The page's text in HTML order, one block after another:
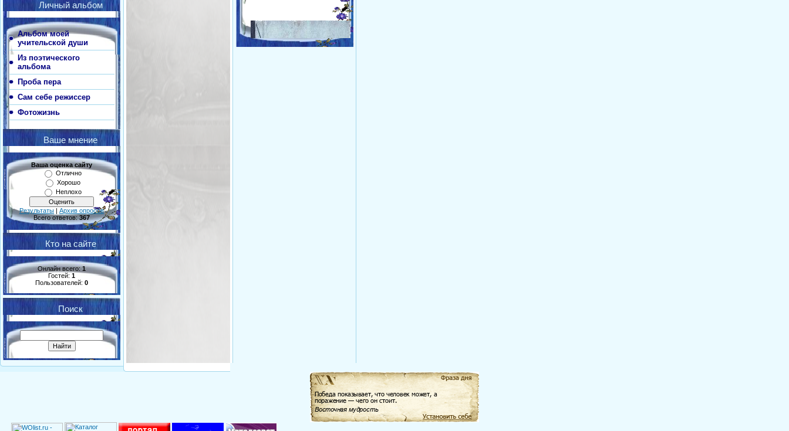
Личный альбом
Альбом моей
учительской души
Из поэтического
альбома
Проба пера
Сам себе режиссер
Фотожизнь
Ваше мнение
Ваша оценка сайту
Отлично
Хорошо
Неплохо
Результаты
Архив опросов
Всего ответов: 367
Кто на сайте
Онлайн всего:1
Гостей: 1
Пользователей: 0
Поиск